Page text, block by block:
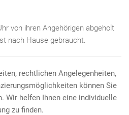
von ihren Angehörigen abgeholt
nach Hause gebraucht.
rechtlichen Angelegenheiten,
können Sie
Wir helfen Ihnen eine individuelle
zu finden.